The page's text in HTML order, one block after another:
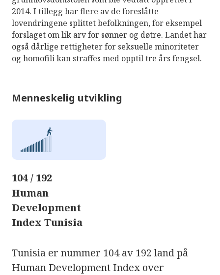
2014. I tillegg har flere av de foreslåtte
lovendringene splittet befolkningen, for eksempel
forslaget om lik arv for sønner og døtre. Landet har
også dårlige rettigheter for seksuelle minoriteter
og homofili kan straffes med opptil tre års fengsel.
Menneskelig utvikling
104 / 192
Human
Development
Index Tunisia
Tunisia er nummer 104 av 192 land på
Human Development Index over